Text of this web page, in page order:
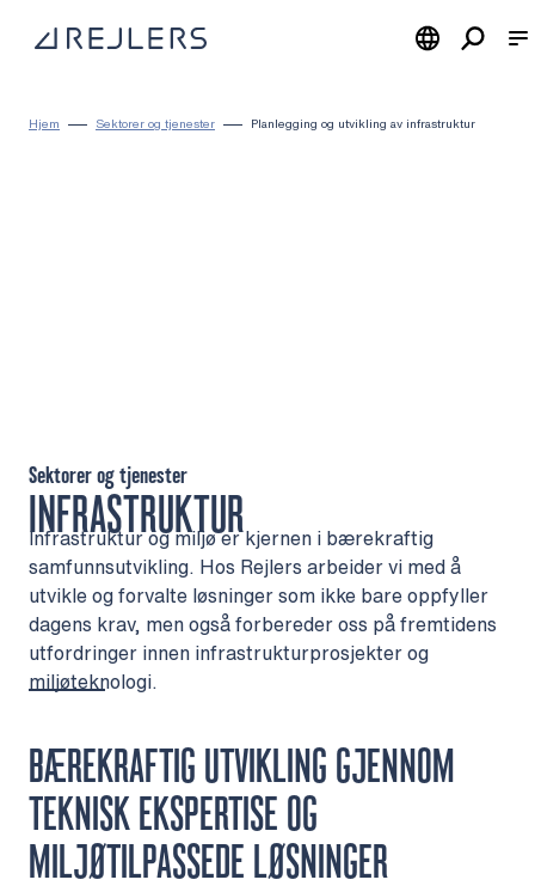
Hjem Sektorer og tjenester Planlegging og utvikling av infrastruktur
INFRASTRUKTUR
Sektorer og tjenester
Infrastruktur og miljø er kjernen i bærekraftig
samfunnsutvikling. Hos Rejlers arbeider vi med å
utvikle og forvalte løsninger som ikke bare oppfyller
dagens krav, men også forbereder oss på fremtidens
utfordringer innen infrastrukturprosjekter og
miljøteknologi.
BÆREKRAFTIG UTVIKLING GJENNOM
TEKNISK EKSPERTISE OG
MILJØTILPASSEDE LØSNINGER